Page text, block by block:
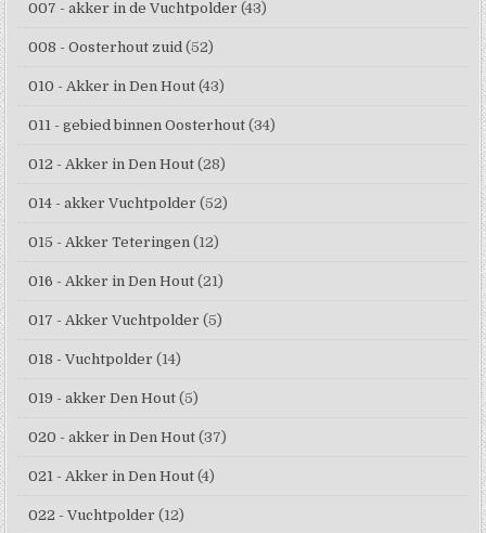
007 - akker in de Vuchtpolder (43)
008 - Oosterhout zuid (52)
010 - Akker in Den Hout (43)
011 - gebied binnen Oosterhout (34)
012 - Akker in Den Hout (28)
014 - akker Vuchtpolder (52)
015 - Akker Teteringen (12)
016 - Akker in Den Hout (21)
017 - Akker Vuchtpolder (5)
018 - Vuchtpolder (14)
019 - akker Den Hout (5)
020 - akker in Den Hout (37)
021 - Akker in Den Hout (4)
022 - Vuchtpolder (12)